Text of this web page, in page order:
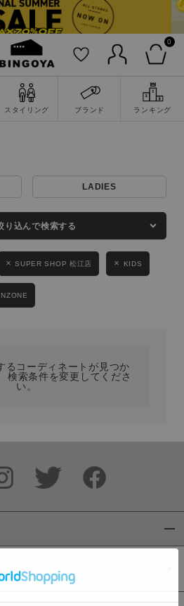
0
スタイリング ブランド ランキング
詳細検索
LADIES KIDS
LADIES
り込んで検索する
SUPER SHOP 松江店 KIDS
るコーディネートが見つか
検索条件を変更してくださ
い。